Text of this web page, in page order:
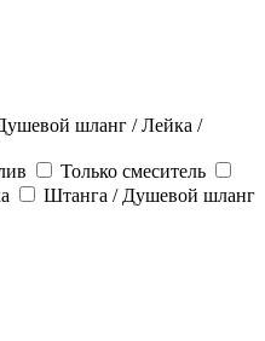
шланг / Лейка /
Только смеситель
Штанга / Душевой шланг